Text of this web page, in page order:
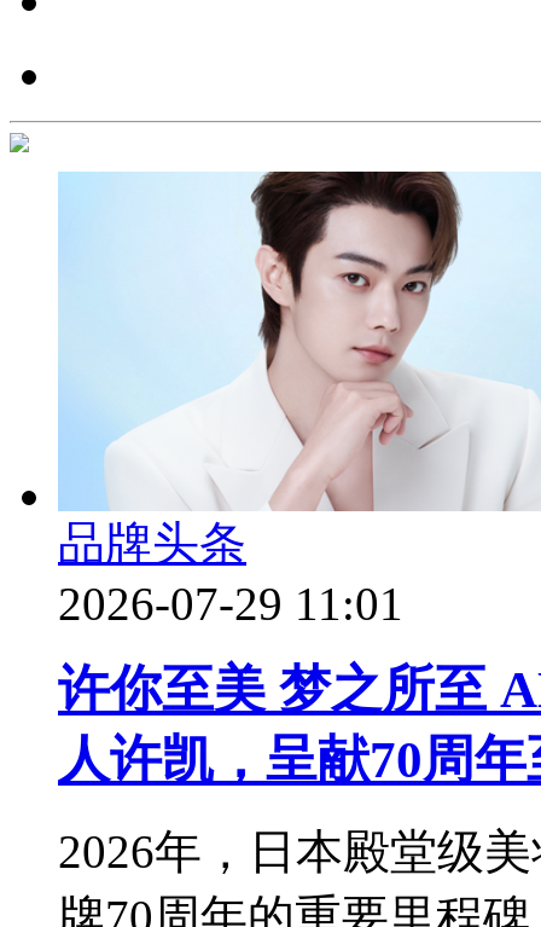
品牌头条
2026-07-29 11:01
许你至美 梦之所至
人许凯，呈献70周
2026年，日本殿堂级
牌70周年的重要里程